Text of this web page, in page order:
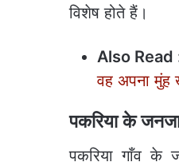
विशेष होते हैं।
Also Read
वह अपना मुंह
पकरिया के
पकरिया गाँव के